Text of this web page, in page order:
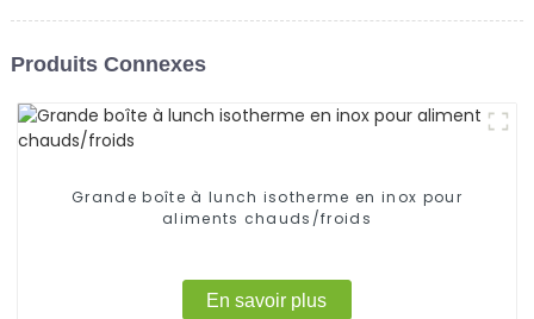
Produits Connexes
Grande boîte à lunch isotherme en inox pour
aliments chauds/froids
En savoir plus